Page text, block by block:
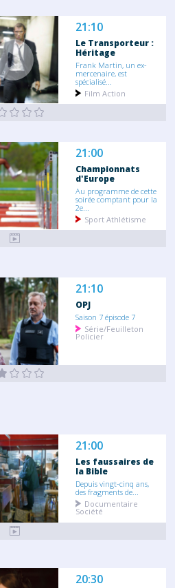
21:10
Le Transporteur :
Héritage
Frank Martin, un ex-
mercenaire, est
spécialisé...
Film Action
21:00
Championnats
d'Europe
Au programme de cette
soirée comptant pour la
2e...
Sport Athlétisme
21:10
OPJ
Saison 7 épisode 7
Série/Feuilleton
Policier
21:00
Les faussaires de
la Bible
Depuis vingt-cinq ans,
des fragments de...
Documentaire
Société
20:30